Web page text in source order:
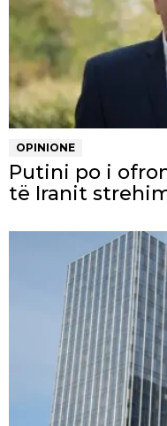
OPINIONE
Putini po i
të Iranit